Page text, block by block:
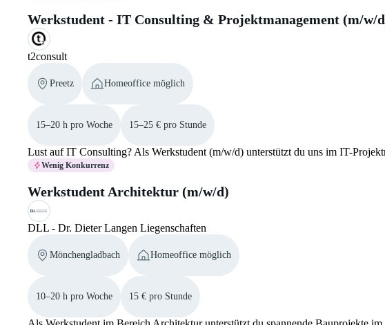
Werkstudent - IT Consulting & Projektmanagement (m/w/
t2consult
Preetz Homeoffice möglich
15–20 h pro Woche 15–25 € pro Stunde
Lust auf IT Consulting? Als Werkstudent (m/w/d) unterstützt du uns im IT-
Wenig Konkurrenz
Werkstudent Architektur (m/w/d)
DLL - Dr. Dieter Langen Liegenschaften
Mönchengladbach Homeoffice möglich
10–20 h pro Woche 15 € pro Stunde